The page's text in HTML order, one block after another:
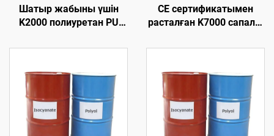
Шатыр жабыны үшін
K2000 полиуретан PU
жылуоқшаулау
CE сертификатымен
расталған K7000 сапалы
полиуретан және
жабыны машинасы